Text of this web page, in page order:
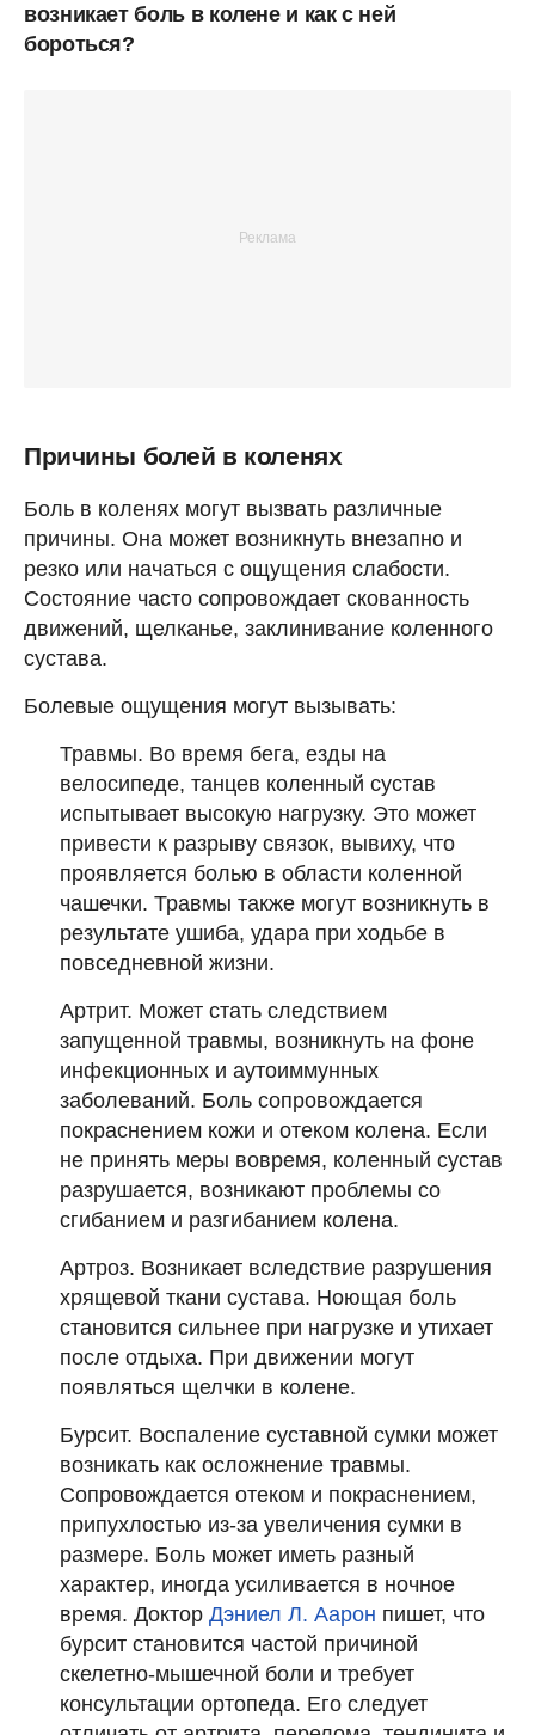
возникает боль в колене и как с ней
бороться?
Причины болей в коленях
Боль в коленях могут вызвать различные
причины. Она может возникнуть внезапно и
резко или начаться с ощущения слабости.
Состояние часто сопровождает скованность
движений, щелканье, заклинивание коленного
сустава.
Болевые ощущения могут вызывать:
Травмы. Во время бега, езды на
велосипеде, танцев коленный сустав
испытывает высокую нагрузку. Это может
привести к разрыву связок, вывиху, что
проявляется болью в области коленной
чашечки. Травмы также могут возникнуть в
результате ушиба, удара при ходьбе в
повседневной жизни.
Артрит. Может стать следствием
запущенной травмы, возникнуть на фоне
инфекционных и аутоиммунных
заболеваний. Боль сопровождается
покраснением кожи и отеком колена. Если
не принять меры вовремя, коленный сустав
разрушается, возникают проблемы со
сгибанием и разгибанием колена.
Артроз. Возникает вследствие разрушения
хрящевой ткани сустава. Ноющая боль
становится сильнее при нагрузке и утихает
после отдыха. При движении могут
появляться щелчки в колене.
Бурсит. Воспаление суставной сумки может
возникать как осложнение травмы.
Сопровождается отеком и покраснением,
припухлостью из-за увеличения сумки в
размере. Боль может иметь разный
характер, иногда усиливается в ночное
время. Доктор Дэниел Л. Аарон пишет, что
бурсит становится частой причиной
скелетно-мышечной боли и требует
консультации ортопеда. Его следует